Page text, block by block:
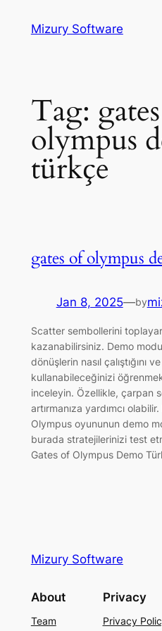
Mizury Software
Tag:
olympus
türkçe
gates of olympus
Jan 8, 2025—by
Scatter sembollerini
kazanabilirsiniz. Demo
dönüşlerin nasıl çalıştığını
kullanabileceğinizi
inceleyin. Özellikle, çarpan
artırmanıza yardımcı
Olympus oyununun demo
burada stratejilerinizi test
Gates of Olympus Demo
Mizury Software
About
Team
Privacy
Privacy